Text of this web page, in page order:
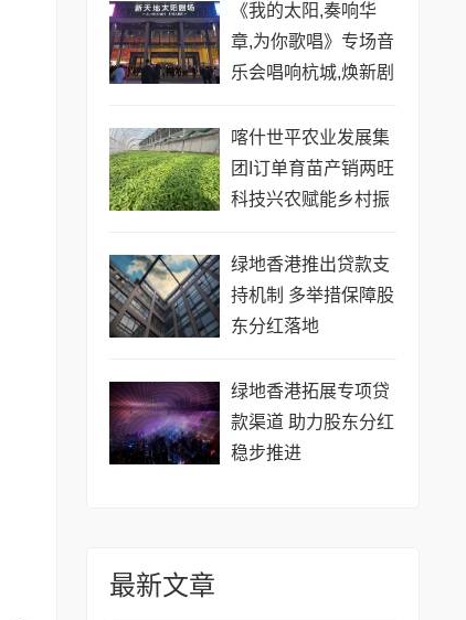
《我的太阳,奏响华
章,为你歌唱》专场音
乐会唱响杭城,焕新剧
喀什世平农业发展集
团I订单育苗产销两旺
科技兴农赋能乡村振
绿地香港推出贷款支
持机制 多举措保障股
东分红落地
绿地香港拓展专项贷
款渠道 助力股东分红
稳步推进
最新文章